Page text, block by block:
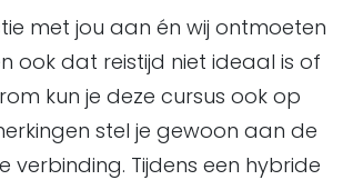
met jou aan én wij ontmoeten
ook dat reistijd niet ideaal is of
kun je deze cursus ook op
stel je gewoon aan de
Tijdens een hybride